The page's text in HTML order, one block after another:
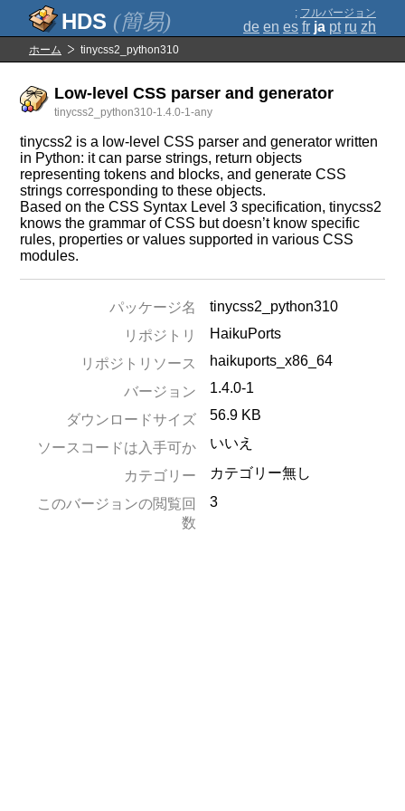
(簡易) ; フルバージョン
de en es fr ja pt ru zh
ホーム tinycss2_python310
Low-level CSS parser and generator
tinycss2_python310-1.4.0-1-any
tinycss2 is a low-level CSS parser and generator written
in Python: it can parse strings, return objects
representing tokens and blocks, and generate CSS
strings corresponding to these objects.
Based on the CSS Syntax Level 3 specification, tinycss2
knows the grammar of CSS but doesn’t know specific
rules, properties or values supported in various CSS
modules.
パッケージ名
tinycss2_python310
リポジトリ
HaikuPorts
リポジトリソース
haikuports_x86_64
バージョン
1.4.0-1
ダウンロードサイズ 56.9 KB
ソースコードは入手可か いいえ
カテゴリー
カテゴリー無し
このバージョンの閲覧回
数
3